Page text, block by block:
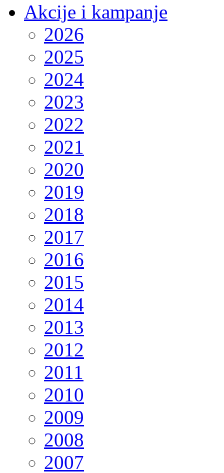
Akcije i kampanje
2026
2025
2024
2023
2022
2021
2020
2019
2018
2017
2016
2015
2014
2013
2012
2011
2010
2009
2008
2007